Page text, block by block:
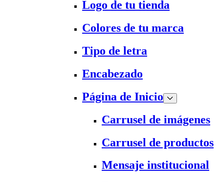
Logo de tu tienda
Colores de tu marca
Tipo de letra
Encabezado
Página de Inicio
Carrusel de imágenes
Carrusel de productos
Mensaje institucional